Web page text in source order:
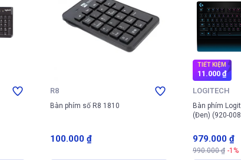
MSI FORGE GK320
đủ các phím chức năng cần thiết, hỗ trợ tối đa cho cả
hóa, tạo cảm giác đầm tay khi sử dụng, đồng thời giữ
là một lựa chọn tuyệt vời cho những ai tìm kiếm một
phản hồi, Red Switch cho phép các ngón tay lướt
kỳ trở ngại nào. Điều này đặc biệt quan trọng trong các
R8
Bàn phím số R8 1810
100.000 ₫
TIẾT KIỆM
11.000 ₫
LOGITECH
Bàn phím
(Đen) (920-
979.000 ₫
990.000 ₫ -1%